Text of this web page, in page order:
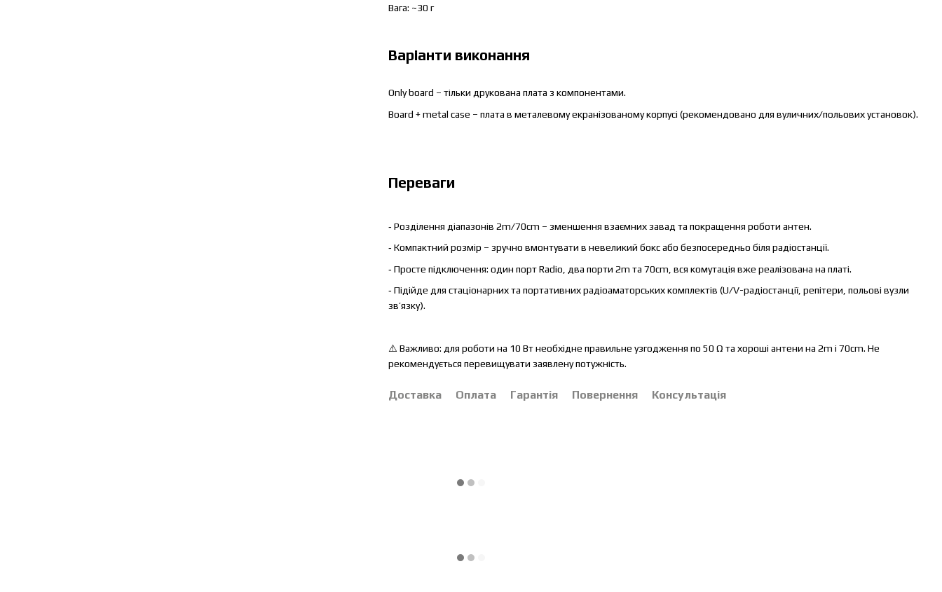
Вага: ~30 г
Варіанти виконання
Only board – тільки друкована плата з компонентами.
Board + metal case – плата в металевому екранізованому корпусі (рекомендовано для вуличних/польових установок).
Переваги
- Розділення діапазонів 2m/70cm – зменшення взаємних завад та покращення роботи антен.
- Компактний розмір – зручно вмонтувати в невеликий бокс або безпосередньо біля радіостанції.
- Просте підключення: один порт Radio, два порти 2m та 70cm, вся комутація вже реалізована на платі.
- Підійде для стаціонарних та портативних радіоаматорських комплектів (U/V-радіостанції, репітери, польові вузли
зв’язку).
⚠ ️ Важливо: для роботи на 10 Вт необхідне правильне узгодження по 50 Ω та хороші антени на 2m і 70cm. Не
рекомендується перевищувати заявлену потужність.
Доставка Оплата Гарантія Повернення Консультація